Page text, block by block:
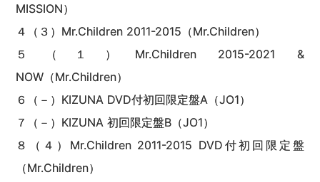
MISSION）
４（３）Mr.Children 2011-2015（Mr.Children）
５（１）Mr.Children 2015-2021 &
NOW（Mr.Children）
６（－）KIZUNA DVD付初回限定盤A（JO1）
７（－）KIZUNA 初回限定盤B（JO1）
８（４）Mr.Children 2011-2015 DVD付初回限定盤
（Mr.Children）